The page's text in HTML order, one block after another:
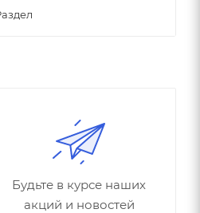
Будьте в курсе наших
акций и новостей